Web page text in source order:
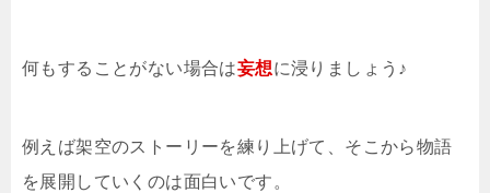
何もすることがない場合は妄想に浸りましょう♪
例えば架空のストーリーを練り上げて、そこから物語
を展開していくのは面白いです。